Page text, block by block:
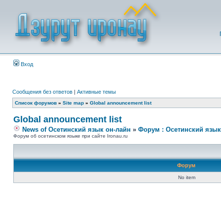
Вход
Сообщения без ответов | Активные темы
Список форумов » Site map » Global announcement list
Global announcement list
News of Осетинский язык он-лайн » Форум : Осетинский
Форум об осетинском языке при сайте Ironau.ru
Форум
No item